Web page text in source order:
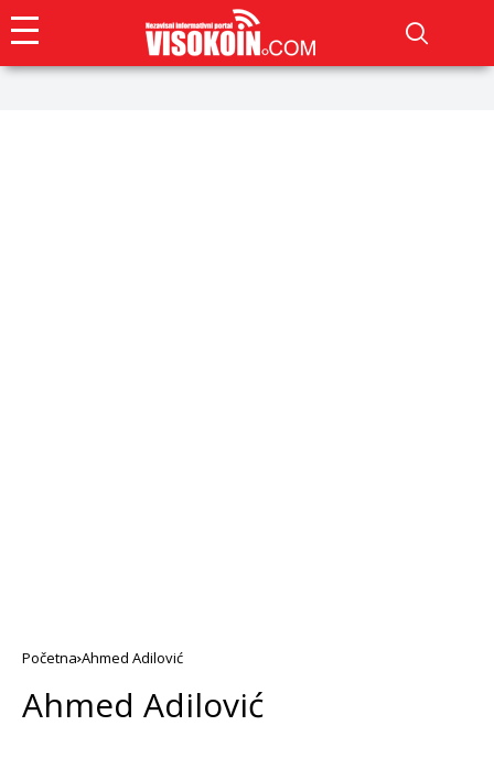
Početna Ahmed Adilović
Ahmed Adilović